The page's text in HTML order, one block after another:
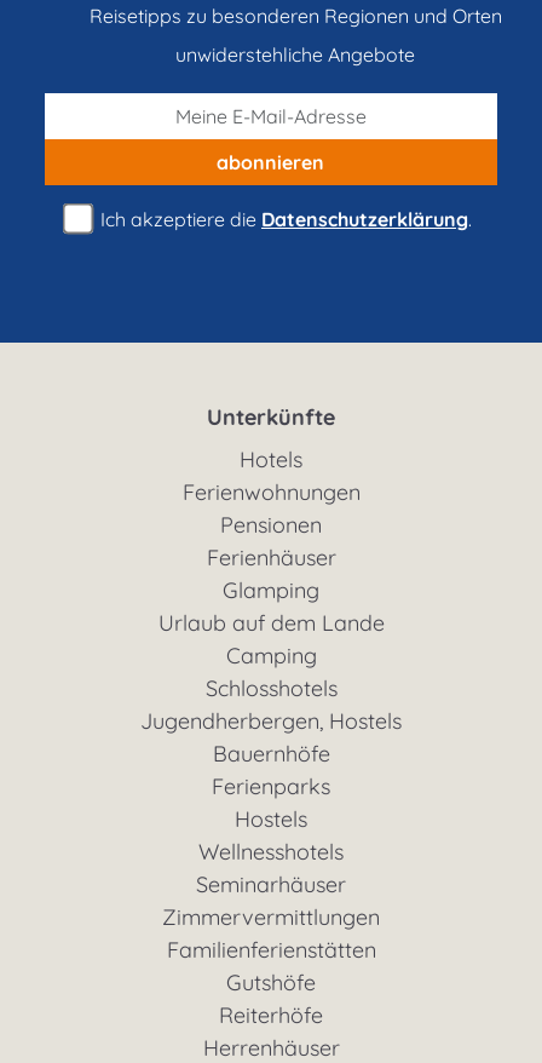
Reisetipps zu besonderen Regionen und Orten
unwiderstehliche Angebote
abonnieren
Ich akzeptiere die Datenschutzerklärung.
Unterkünfte
Hotels
Ferienwohnungen
Pensionen
Ferienhäuser
Glamping
Urlaub auf dem Lande
Camping
Schlosshotels
Jugendherbergen, Hostels
Bauernhöfe
Ferienparks
Hostels
Wellnesshotels
Seminarhäuser
Zimmervermittlungen
Familienferienstätten
Gutshöfe
Reiterhöfe
Herrenhäuser